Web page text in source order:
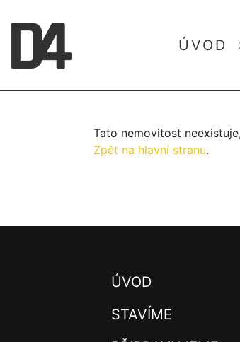
ÚVOD
Tato nemovitost
Zpět na hlavní stranu.
ÚVOD
STAVÍME